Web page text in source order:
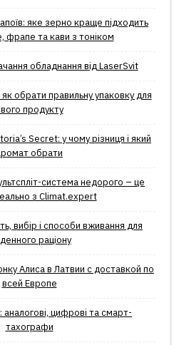
яке зерно краще підходить
фрапе та кави з тоніком
обладнання від LaserSvit
обрати правильну упаковку для
продукту
Secret: у чому різниця і який
обрати
система недорого – це
з Climat.еxpert
вибір і способи вживання для
раціону
Алиса в Латвии с доставкой по
всей Европе
аналогові, цифрові та смарт-
тахографи